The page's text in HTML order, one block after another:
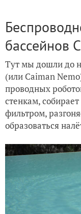
бассейнов
Тут мы дошли до
(или Caiman
проводных
стенкам,
фильтром,
образоваться